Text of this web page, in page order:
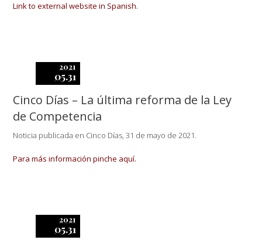
Link to external website in Spanish.
2021
05.31
Cinco Días – La última reforma de la Ley
de Competencia
Noticia publicada en Cinco Días, 31 de mayo de 2021.
Para más información pinche aquí.
2021
05.31